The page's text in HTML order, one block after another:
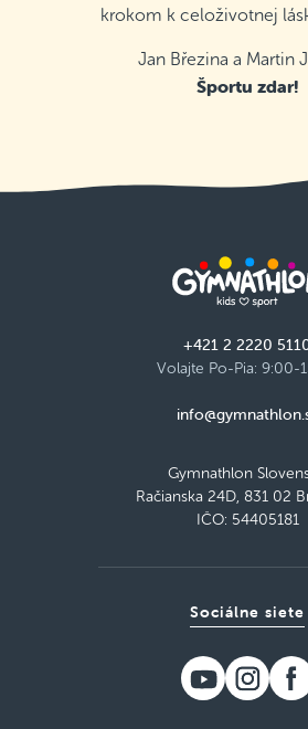
krokom k celoživotnej
Jan Březina a Martin
Športu zdar!
+421 2 2220
Volajte Po-Pia: 9:00-
Gymnathlon
Račianska 24D, 831 02
IČO: 54405181
Sociálne siete